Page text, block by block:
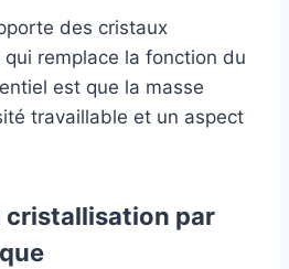
des cristaux
qui remplace la fonction du
est que la masse
travaillable et un aspect
cristallisation par